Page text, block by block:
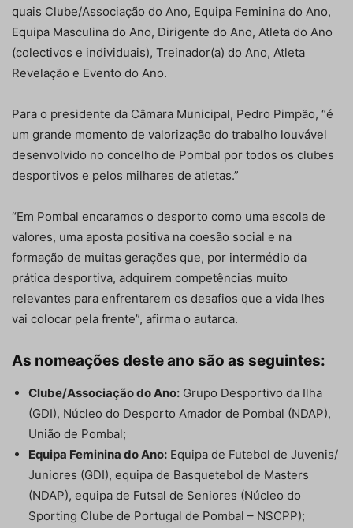
quais Clube/Associação do Ano, Equipa Feminina do Ano,
Equipa Masculina do Ano, Dirigente do Ano, Atleta do Ano
(colectivos e individuais), Treinador(a) do Ano, Atleta
Revelação e Evento do Ano.
Para o presidente da Câmara Municipal, Pedro Pimpão, “é
um grande momento de valorização do trabalho louvável
desenvolvido no concelho de Pombal por todos os clubes
desportivos e pelos milhares de atletas.”
“Em Pombal encaramos o desporto como uma escola de
valores, uma aposta positiva na coesão social e na
formação de muitas gerações que, por intermédio da
prática desportiva, adquirem competências muito
relevantes para enfrentarem os desafios que a vida lhes
vai colocar pela frente”, afirma o autarca.
As nomeações deste ano são as seguintes:
Clube/Associação do Ano: Grupo Desportivo da Ilha
(GDI), Núcleo do Desporto Amador de Pombal (NDAP),
União de Pombal;
Equipa Feminina do Ano: Equipa de Futebol de Juvenis/
Juniores (GDI), equipa de Basquetebol de Masters
(NDAP), equipa de Futsal de Seniores (Núcleo do
Sporting Clube de Portugal de Pombal – NSCPP);